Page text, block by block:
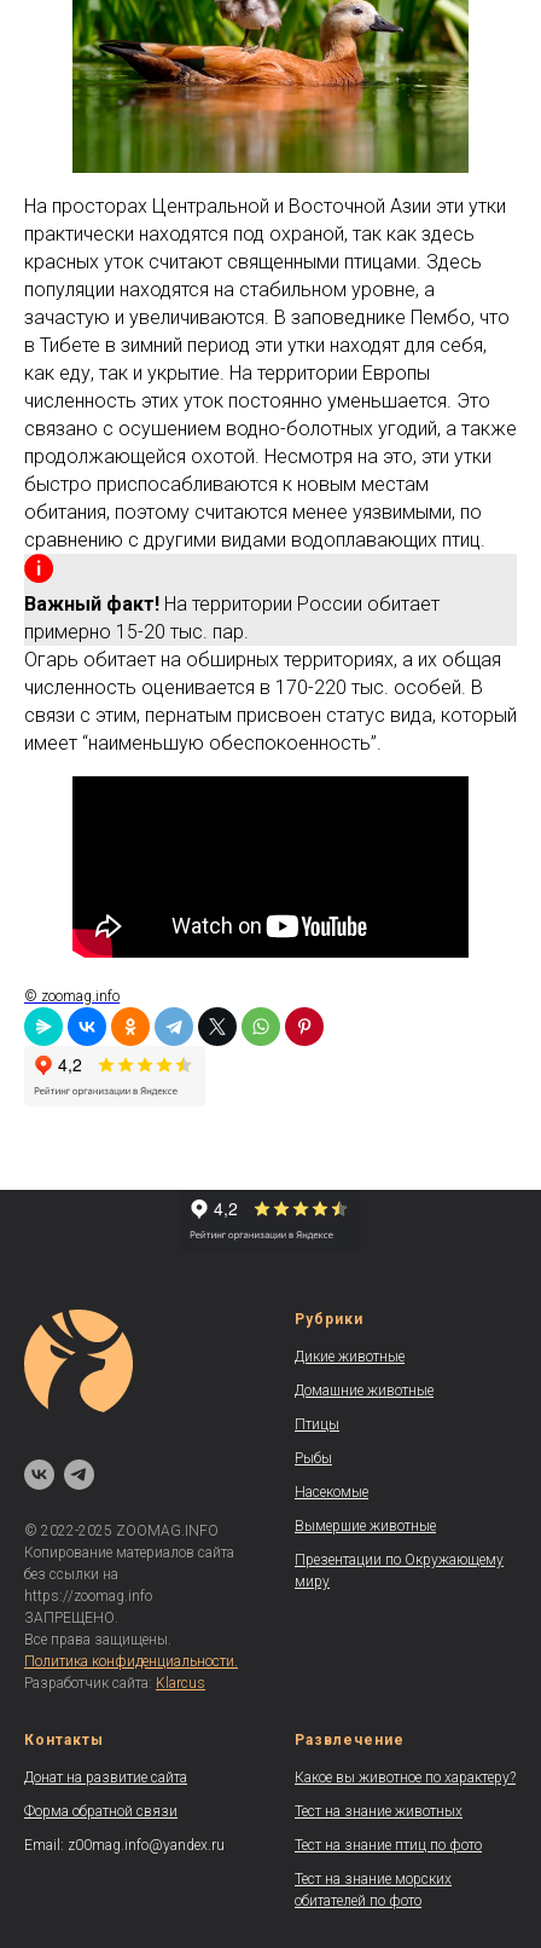
На просторах Центральной и Восточной Азии эти утки
практически находятся под охраной, так как здесь
красных уток считают священными птицами. Здесь
популяции находятся на стабильном уровне, а
зачастую и увеличиваются. В заповеднике Пембо, что
в Тибете в зимний период эти утки находят для себя,
как еду, так и укрытие. На территории Европы
численность этих уток постоянно уменьшается. Это
связано с осушением водно-болотных угодий, а также
продолжающейся охотой. Несмотря на это, эти утки
быстро приспосабливаются к новым местам
обитания, поэтому считаются менее уязвимыми, по
сравнению с другими видами водоплавающих птиц.
Важный факт! На территории России обитает
примерно 15-20 тыс. пар.
Огарь обитает на обширных территориях, а их общая
численность оценивается в 170-220 тыс. особей. В
связи с этим, пернатым присвоен статус вида, который
имеет “наименьшую обеспокоенность”.
© zoomag.info
© 2022-2025 ZOOMAG.INFO
Копирование материалов сайта
без ссылки на
https://zoomag.info
ЗАПРЕЩЕНО.
Все права защищены.
Политика конфиденциальности.
Разработчик сайта: Klarcus
Рубрики
Дикие животные
Домашние животные
Птицы
Рыбы
Насекомые
Вымершие животные
Презентации по Окружающему
миру
Контакты
Донат на развитие сайта
Форма обратной связи
Email: z00mag.info@yandex.ru
Развлечение
Какое вы животное по характеру?
Тест на знание животных
Тест на знание птиц по фото
Тест на знание морских
обитателей по фото